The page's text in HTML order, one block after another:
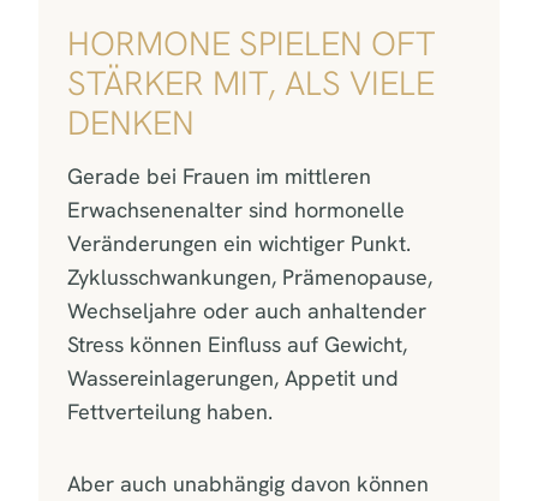
HORMONE SPIELEN OFT
STÄRKER MIT, ALS VIELE
DENKEN
Gerade bei Frauen im mittleren
Erwachsenenalter sind hormonelle
Veränderungen ein wichtiger Punkt.
Zyklusschwankungen, Prämenopause,
Wechseljahre oder auch anhaltender
Stress können Einfluss auf Gewicht,
Wassereinlagerungen, Appetit und
Fettverteilung haben.
Aber auch unabhängig davon können